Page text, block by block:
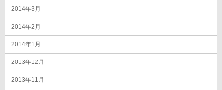
2014年3月
2014年2月
2014年1月
2013年12月
2013年11月